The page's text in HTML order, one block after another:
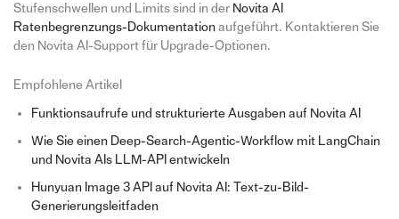
Stufenschwellen und Limits sind in der Novita AI
Ratenbegrenzungs-Dokumentationaufgeführt. Kontaktieren Sie
den Novita AI-Support für Upgrade-Optionen.
Empfohlene Artikel
Funktionsaufrufe und strukturierte Ausgaben auf Novita AI
Wie Sie einen Deep-Search-Agentic-Workflow mit LangChain
und Novita AIs LLM-API entwickeln
Hunyuan Image 3 API auf Novita AI: Text-zu-Bild-
Generierungsleitfaden